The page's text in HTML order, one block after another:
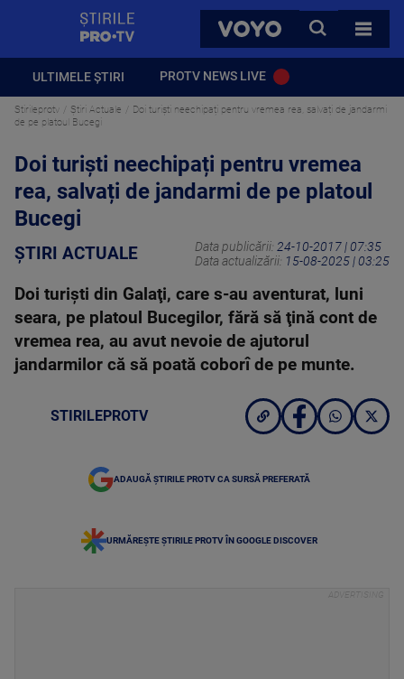
VOYO
CAUTA
TOATE
ULTIMELE ȘTIRI PROTV NEWS LIVE
Stirileprotv Știri Actuale
Doi turiști neechipați pentru vremea rea, salvați de jandarmi
de pe platoul Bucegi
Doi turiști neechipați pentru vremea
rea, salvați de jandarmi de pe platoul
Bucegi
ȘTIRI ACTUALE Data publicării: 24-10-2017 | 07:35
Data actualizării: 15-08-2025 | 03:25
Doi turişti din Galaţi, care s-au aventurat, luni
seara, pe platoul Bucegilor, fără să ţină cont de
vremea rea, au avut nevoie de ajutorul
jandarmilor că să poată coborî de pe munte.
STIRILEPROTV
ADAUGĂ ȘTIRILE PROTV CA SURSĂ PREFERATĂ
URMĂREȘTE ȘTIRILE PROTV ÎN GOOGLE DISCOVER